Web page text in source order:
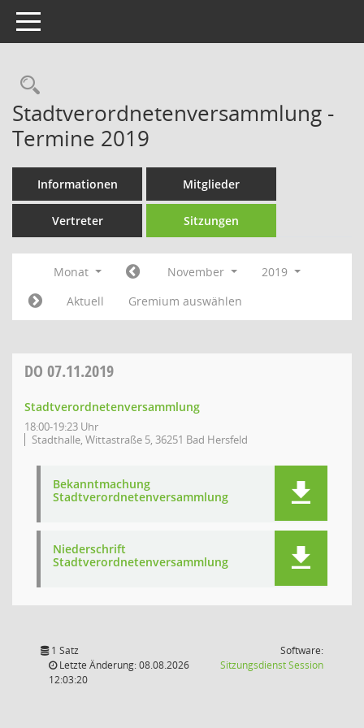
Toggle navigation
Rechercheauswahl
Stadtverordnetenversammlung -
Termine 2019
Informationen Mitglieder
Vertreter Sitzungen
Monat November
2019
Aktuell
Gremium auswählen
DO 07.11.2019
Stadtverordnetenversammlung
18:00-19:23 Uhr
Stadthalle, Wittastraße 5, 36251 Bad Hersfeld
Bekanntmachung
Stadtverordnetenversammlung
Niederschrift
Stadtverordnetenversammlung
1 Satz
Letzte Änderung: 08.08.2026
12:03:20
Software:
SitzungsdienstSession(Wird in